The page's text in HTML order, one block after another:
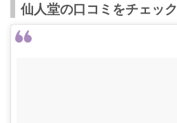
仙人堂の口コミをチェック